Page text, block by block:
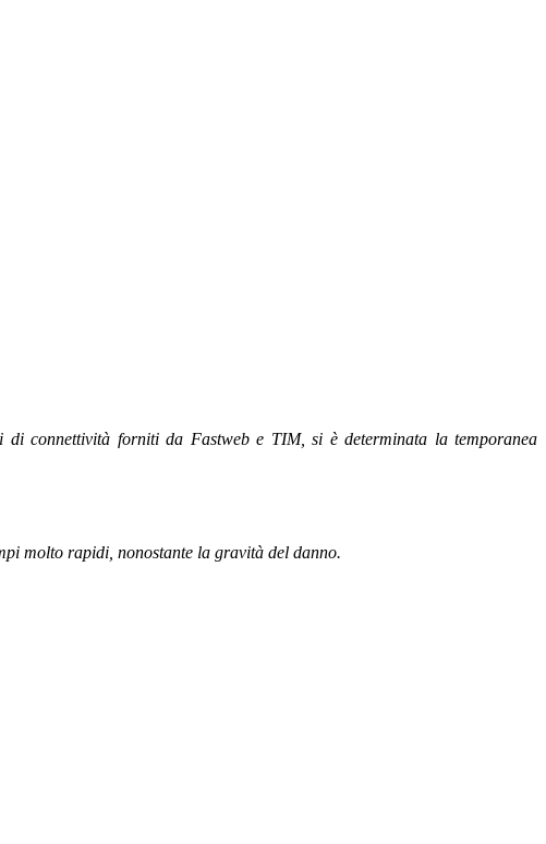
connettività forniti da Fastweb e TIM, si è determinata la temporanea
molto rapidi, nonostante la gravità del danno.